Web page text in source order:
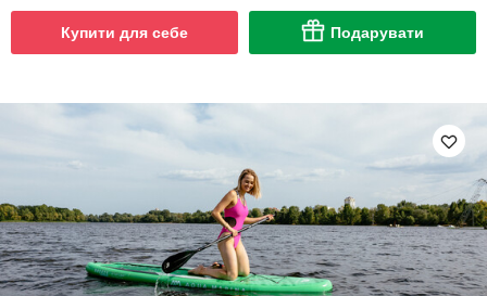
Купити для себе Подарувати